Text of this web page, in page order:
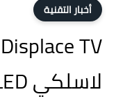
أخبار التقنية
لاسلكي OLED بدون كابل طاقة